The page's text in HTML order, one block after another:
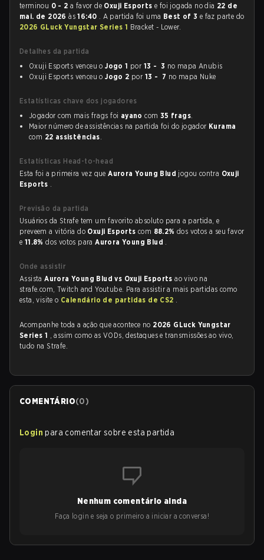
terminou 0 - 2 a favor de Oxuji Esportse foi jogada no dia 22 de
mai. de 2026às16:40 . A partida foi uma Best of 3 e faz parte do
2026 GLuck Yungstar Series 1 Bracket - Lower.
Detalhes da partida
Oxuji Esports venceu oJogo 1 por 13 - 3 no mapa Anubis
Oxuji Esports venceu oJogo 2 por 13 - 7 no mapa Nuke
Estatísticas chave dos jogadores
Jogador com mais frags foi ayano com 35 frags.
Maior número de assistências na partida foi do jogador Kurama
com 22 assistências.
Estatísticas Head-to-head
Esta foi a primeira vez queAurora Young Blud jogou contra Oxuji
Esports .
Previsão da partida
Usuários da Strafe tem um favorito absoluto para a partida, e
preveem a vitória do Oxuji Esportscom 88.2%dos votos a seu favor
e 11.8%dos votos paraAurora Young Blud .
Onde assistir
AssistaAurora Young Blud vs Oxuji Esportsao vivo na
strafe.com, Twitch and Youtube. Para assistir a mais partidas como
esta, visite o Calendário de partidas de CS2 .
Acompanhe toda a ação que acontece no 2026 GLuck Yungstar
Series 1 , assim como as VODs, destaques e transmissões ao vivo,
tudo na Strafe.
COMENTÁRIO(0)
Login para comentar sobre esta partida
Nenhum comentário ainda
Faça login e seja o primeiro a iniciar a conversa!